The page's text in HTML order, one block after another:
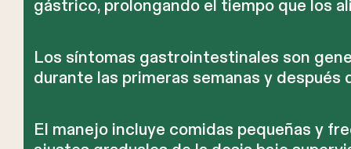
gástrico, prolongando el tiempo que los
Los síntomas gastrointestinales son
durante las primeras semanas y después
El manejo incluye comidas pequeñas y